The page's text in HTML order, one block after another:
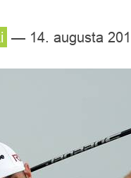
— 14. augusta